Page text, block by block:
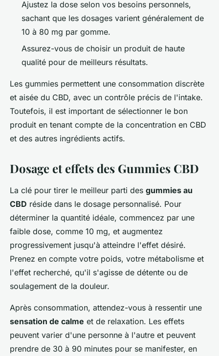
Ajustez la dose selon vos besoins personnels,
sachant que les dosages varient généralement de
10 à 80 mg par gomme.
Assurez-vous de choisir un produit de haute
qualité pour de meilleurs résultats.
Les gummies permettent une consommation discrète
et aisée du CBD, avec un contrôle précis de l'intake.
Toutefois, il est important de sélectionner le bon
produit en tenant compte de la concentration en CBD
et des autres ingrédients actifs.
Dosage et effets des Gummies CBD
La clé pour tirer le meilleur parti des gummies au
CBD réside dans le dosage personnalisé. Pour
déterminer la quantité idéale, commencez par une
faible dose, comme 10 mg, et augmentez
progressivement jusqu'à atteindre l'effet désiré.
Prenez en compte votre poids, votre métabolisme et
l'effet recherché, qu'il s'agisse de détente ou de
soulagement de la douleur.
Après consommation, attendez-vous à ressentir une
sensation de calme et de relaxation. Les effets
peuvent varier d'une personne à l'autre et peuvent
prendre de 30 à 90 minutes pour se manifester, en